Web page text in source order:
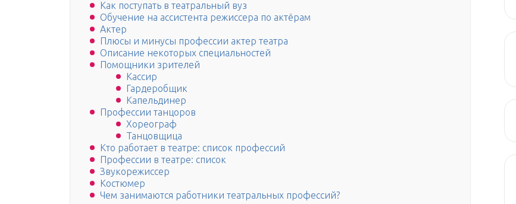
Как поступать в театральный вуз
Обучение на ассистента режиссера по актёрам
Актер
Плюсы и минусы профессии актер театра
Описание некоторых специальностей
Помощники зрителей
Кассир
Гардеробщик
Капельдинер
Профессии танцоров
Хореограф
Танцовщица
Кто работает в театре: список профессий
Профессии в театре: список
Звукорежиссер
Костюмер
Чем занимаются работники театральных профессий?